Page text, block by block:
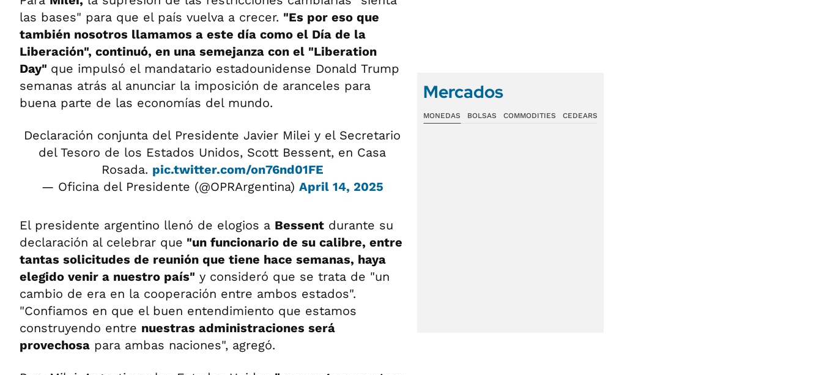
las bases" para que el país vuelva a crecer. "Es por eso que
también nosotros llamamos a este día como el Día de la
Liberación", continuó, en una semejanza con el "Liberation
Day" que impulsó el mandatario estadounidense Donald Trump
semanas atrás al anunciar la imposición de aranceles para
buena parte de las economías del mundo.
Declaración conjunta del Presidente Javier Milei y el Secretario
del Tesoro de los Estados Unidos, Scott Bessent, en Casa
Rosada. pic.twitter.com/on76nd01FE
— Oficina del Presidente (@OPRArgentina) April 14, 2025
El presidente argentino llenó de elogios a Bessent durante su
declaración al celebrar que "un funcionario de su calibre, entre
tantas solicitudes de reunión que tiene hace semanas, haya
elegido venir a nuestro país" y consideró que se trata de "un
cambio de era en la cooperación entre ambos estados".
"Confiamos en que el buen entendimiento que estamos
construyendo entre nuestras administraciones será
provechosa para ambas naciones", agregó.
Mercados
MONEDAS BOLSAS COMMODITIES CEDEARS